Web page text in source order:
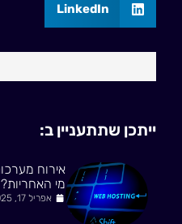
ייתכן שתתעניין ב:
מי האחריות?
אפריל 17, 2025
LinkedIn